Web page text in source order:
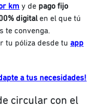
km y de pago fijo
digitalen el que tú
te convenga.
tu póliza desde tu app
a tus necesidades!
circular con el